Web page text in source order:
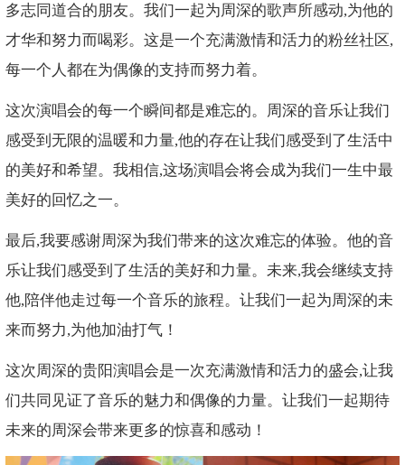
多志同道合的朋友。我们一起为周深的歌声所感动,为他的
才华和努力而喝彩。这是一个充满激情和活力的粉丝社区,
每一个人都在为偶像的支持而努力着。
这次演唱会的每一个瞬间都是难忘的。周深的音乐让我们
感受到无限的温暖和力量,他的存在让我们感受到了生活中
的美好和希望。我相信,这场演唱会将会成为我们一生中最
美好的回忆之一。
最后,我要感谢周深为我们带来的这次难忘的体验。他的音
乐让我们感受到了生活的美好和力量。未来,我会继续支持
他,陪伴他走过每一个音乐的旅程。让我们一起为周深的未
来而努力,为他加油打气！
这次周深的贵阳演唱会是一次充满激情和活力的盛会,让我
们共同见证了音乐的魅力和偶像的力量。让我们一起期待
未来的周深会带来更多的惊喜和感动！